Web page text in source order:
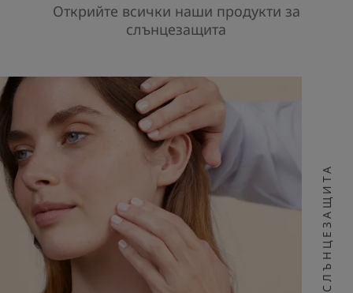
Открийте всички наши продукти за
слънцезащита
СЛЪНЦЕЗАЩИТА